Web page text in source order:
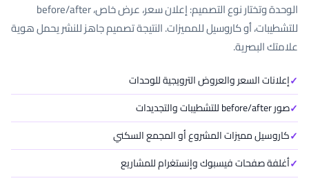
الوحدة وتختار نوع التصميم: إعلان سعر، عرض خاص، before/after
للتشطيبات، أو كاروسيل للمميزات. النتيجة تصميم جاهز للنشر يحمل هوية
علامتك البصرية.
إعلانات السعر والعروض الترويجية للوحدات
صور before/after للتشطيبات والتجديدات
كاروسيل مميزات المشروع أو المجمع السكني
أغلفة صفحات فيسبوك وإنستغرام للمشاريع